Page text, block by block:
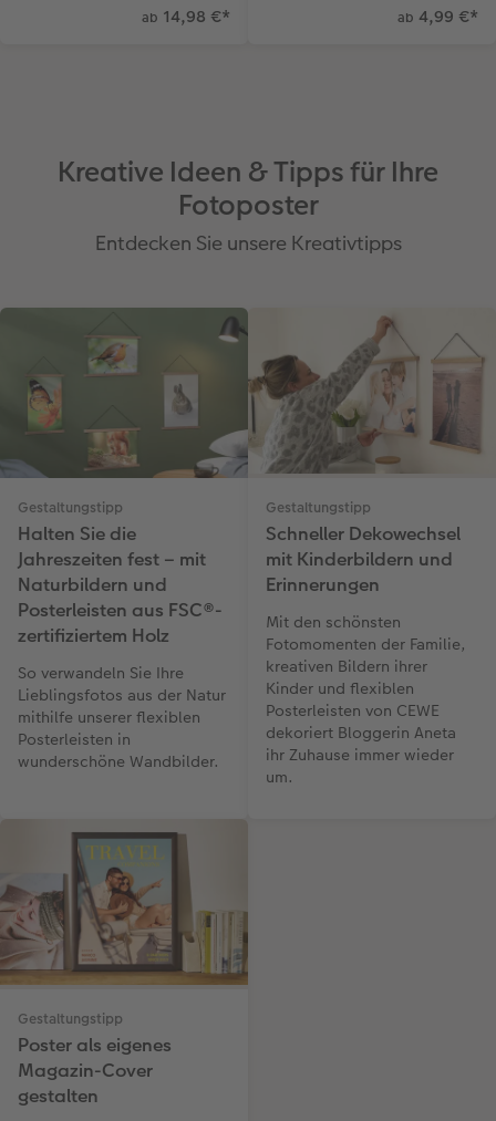
ab 14,98 €* ab 4,99 €*
Kreative Ideen & Tipps für Ihre
Fotoposter
Entdecken Sie unsere Kreativtipps
Gestaltungstipp
Halten Sie die
Jahreszeiten fest – mit
Naturbildern und
Posterleisten aus FSC®-
zertifiziertem Holz
So verwandeln Sie Ihre
Lieblingsfotos aus der Natur
mithilfe unserer flexiblen
Posterleisten in
wunderschöne Wandbilder.
Gestaltungstipp
Schneller Dekowechsel
mit Kinderbildern und
Erinnerungen
Mit den schönsten
Fotomomenten der Familie,
kreativen Bildern ihrer
Kinder und flexiblen
Posterleisten von CEWE
dekoriert Bloggerin Aneta
ihr Zuhause immer wieder
um.
Gestaltungstipp
Poster als eigenes
Magazin-Cover
gestalten